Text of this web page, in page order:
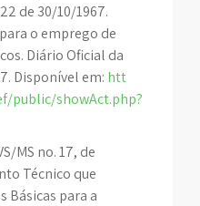
de 30/10/1967.
o emprego de
Diário Oficial da
Disponível em: htt
public/showAct.php?
MS no. 17, de
Técnico que
Básicas para a